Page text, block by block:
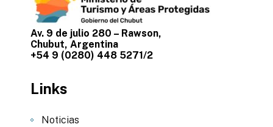
Av. 9 de julio 280 – Rawson,
Chubut, Argentina
+54 9 (0280) 448 5271/2
Links
Noticias